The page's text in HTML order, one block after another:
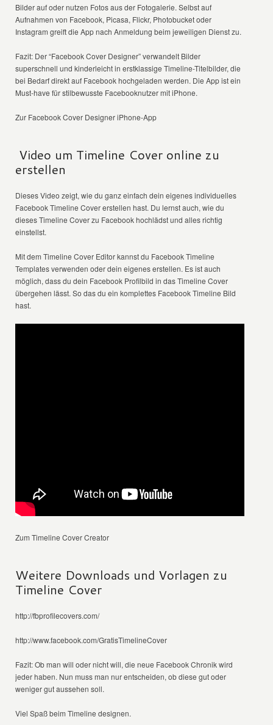
Bilder auf oder nutzen Fotos aus der Fotogalerie. Selbst auf
Aufnahmen von Facebook, Picasa, Flickr, Photobucket oder
Instagram greift die App nach Anmeldung beim jeweiligen Dienst zu.
Fazit: Der “Facebook Cover Designer” verwandelt Bilder
superschnell und kinderleicht in erstklassige Timeline-Titelbilder, die
bei Bedarf direkt auf Facebook hochgeladen werden. Die App ist ein
Must-have für stilbewusste Facebooknutzer mit iPhone.
Zur Facebook Cover Designer iPhone-App
Video um Timeline Cover online zu
erstellen
Dieses Video zeigt, wie du ganz einfach dein eigenes individuelles
Facebook Timeline Cover erstellen hast. Du lernst auch, wie du
dieses Timeline Cover zu Facebook hochlädst und alles richtig
einstellst.
Mit dem Timeline Cover Editor kannst du Facebook Timeline
Templates verwenden oder dein eigenes erstellen. Es ist auch
möglich, dass du dein Facebook Profilbild in das Timeline Cover
übergehen lässt. So das du ein komplettes Facebook Timeline Bild
hast.
Zum Timeline Cover Creator
Weitere Downloads und Vorlagen zu
Timeline Cover
http://fbprofilecovers.com/
http://www.facebook.com/GratisTimelineCover
Fazit: Ob man will oder nicht will, die neue Facebook Chronik wird
jeder haben. Nun muss man nur entscheiden, ob diese gut oder
weniger gut aussehen soll.
Viel Spaß beim Timeline designen.